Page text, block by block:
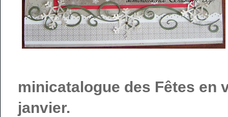
minicatalogue des Fêtes en
janvier.